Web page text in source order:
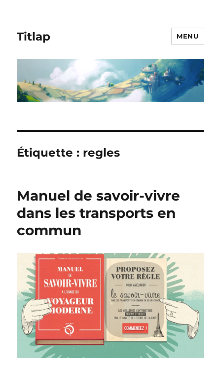
Titlap MENU
Étiquette : regles
Manuel de savoir-vivre
dans les transports en
commun